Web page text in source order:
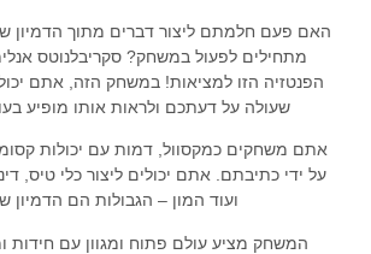
האם פעם חלמתם ליצור דברים מתוך הדמיון
מתחילים לפעול במשחק? סקריבלנוטס
הפנטזיה הזו למציאות! במשחק הזה, אתם
שעולה על דעתכם ולראות אותו מופיע
אתם משחקים כמקסוול, דמות עם יכולות
על ידי כתיבתם. אתם יכולים ליצור כלי טיס,
ועוד המון – הגבולות הם הדמיון
המשחק מציע עולם פתוח ומגוון עם חידות